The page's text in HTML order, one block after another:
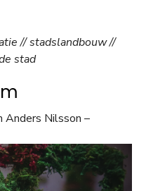
// stadslandbouw //
stad
Anders Nilsson –